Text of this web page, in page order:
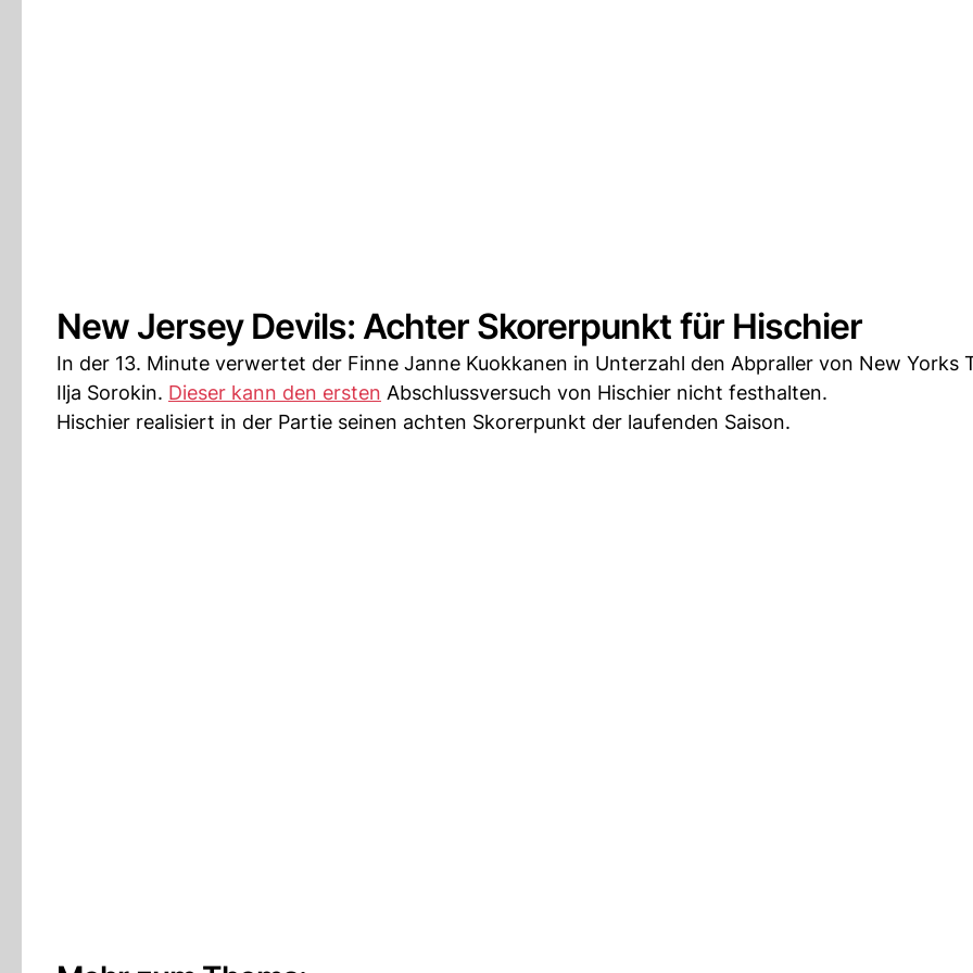
New Jersey Devils: Achter Skorerpunkt für Hischier
In der 13. Minute verwertet der Finne Janne Kuokkanen in Unterzahl den Abpraller von New Yorks
Ilja Sorokin. Dieser kann den ersten Abschlussversuch von Hischier nicht festhalten.
Hischier realisiert in der Partie seinen achten Skorerpunkt der laufenden Saison.